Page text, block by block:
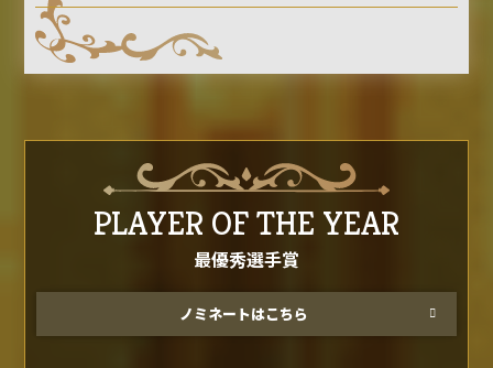
PLAYER OF THE YEAR
最優秀選手賞
ノミネートはこちら